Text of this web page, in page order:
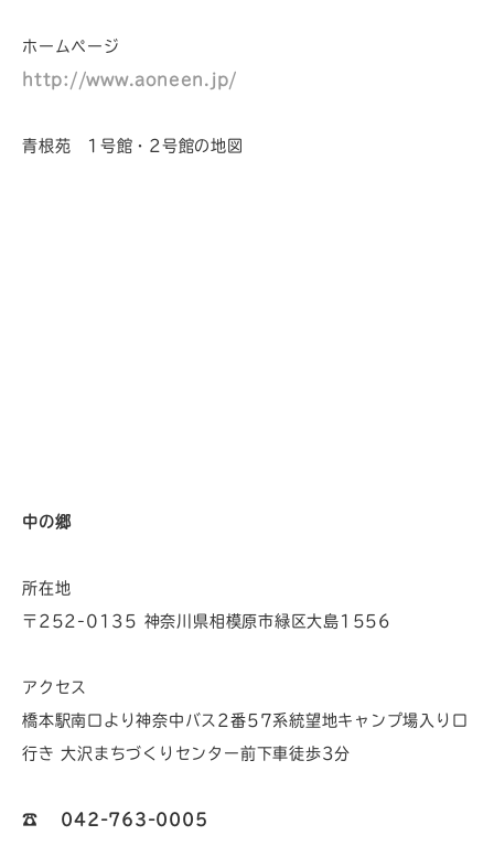
ホームページ
http://www.aoneen.jp/
青根苑 1号館・2号館の地図
中の郷
所在地
〒252-0135 神奈川県相模原市緑区大島1556
アクセス
橋本駅南口より神奈中バス2番57系統望地キャンプ場入り口
行き 大沢まちづくりセンター前下車徒歩3分
☎︎ 042-763-0005